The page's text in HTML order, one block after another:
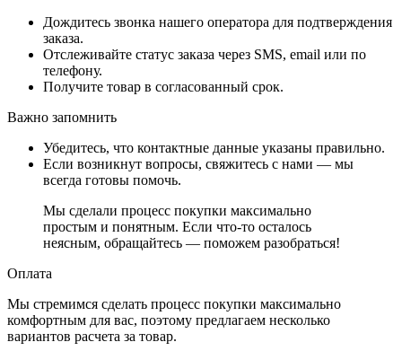
Дождитесь звонка нашего оператора для подтверждения
заказа.
Отслеживайте статус заказа через SMS, email или по
телефону.
Получите товар в согласованный срок.
Важно запомнить
Убедитесь, что контактные данные указаны правильно.
Если возникнут вопросы, свяжитесь с нами — мы
всегда готовы помочь.
Мы сделали процесс покупки максимально
простым и понятным. Если что-то осталось
неясным, обращайтесь — поможем разобраться!
Оплата
Мы стремимся сделать процесс покупки максимально
комфортным для вас, поэтому предлагаем несколько
вариантов расчета за товар.